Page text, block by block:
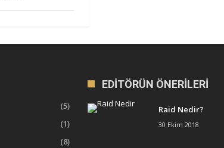
(5)
(1)
(8)
EDITÖRÜN ÖNERILERI
Raid Nedir?
30 Ekim 2018